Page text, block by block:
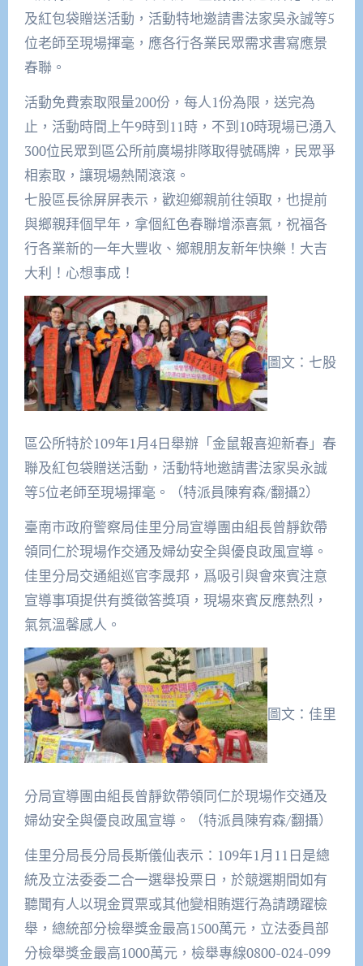
及紅包袋贈送活動，活動特地邀請書法家吳永誠等5
位老師至現場揮毫，應各行各業民眾需求書寫應景
春聯。
活動免費索取限量200份，每人1份為限，送完為
止，活動時間上午9時到11時，不到10時現場已湧入
300位民眾到區公所前廣場排隊取得號碼牌，民眾爭
相索取，讓現場熱鬧滾滾。
七股區長徐屏屏表示，歡迎鄉親前往領取，也提前
與鄉親拜個早年，拿個紅色春聯增添喜氣，祝福各
行各業新的一年大豐收、鄉親朋友新年快樂！大吉
大利！心想事成！
圖文：七股
區公所特於109年1月4日舉辦「金鼠報喜迎新春」春
聯及紅包袋贈送活動，活動特地邀請書法家吳永誠
等5位老師至現場揮毫。（特派員陳宥森/翻攝2）
臺南市政府警察局佳里分局宣導團由組長曾靜欽帶
領同仁於現場作交通及婦幼安全與優良政風宣導。
佳里分局交通組巡官李晟邦，爲吸引與會來賓注意
宣導事項提供有獎徵答獎項，現場來賓反應熱烈，
氣氛溫馨感人。
圖文：佳里
分局宣導團由組長曾靜欽帶領同仁於現場作交通及
婦幼安全與優良政風宣導。（特派員陳宥森/翻攝）
佳里分局長分局長斯儀仙表示：109年1月11日是總
統及立法委委二合一選舉投票日，於競選期間如有
聽聞有人以現金買票或其他變相賄選行為請踴躍檢
舉，總統部分檢舉獎金最高1500萬元，立法委員部
分檢舉獎金最高1000萬元，檢舉專線0800-024-099